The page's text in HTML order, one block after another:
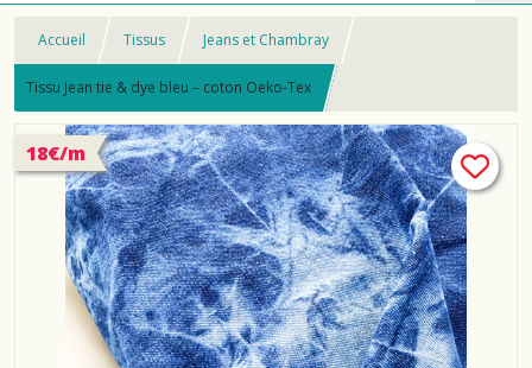
Accueil Tissus Jeans et Chambray
Tissu Jean tie & dye bleu – coton Oeko-Tex
18€/m